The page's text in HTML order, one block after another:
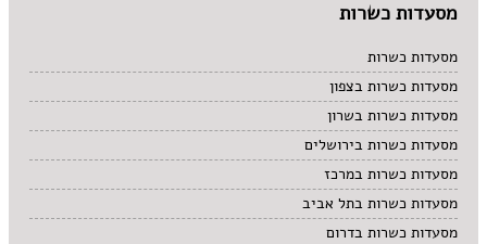
מסעדות כשרות
מסעדות כשרות
מסעדות כשרות בצפון
מסעדות כשרות בשרון
מסעדות כשרות בירושלים
מסעדות כשרות במרכז
מסעדות כשרות בתל אביב
מסעדות כשרות בדרום